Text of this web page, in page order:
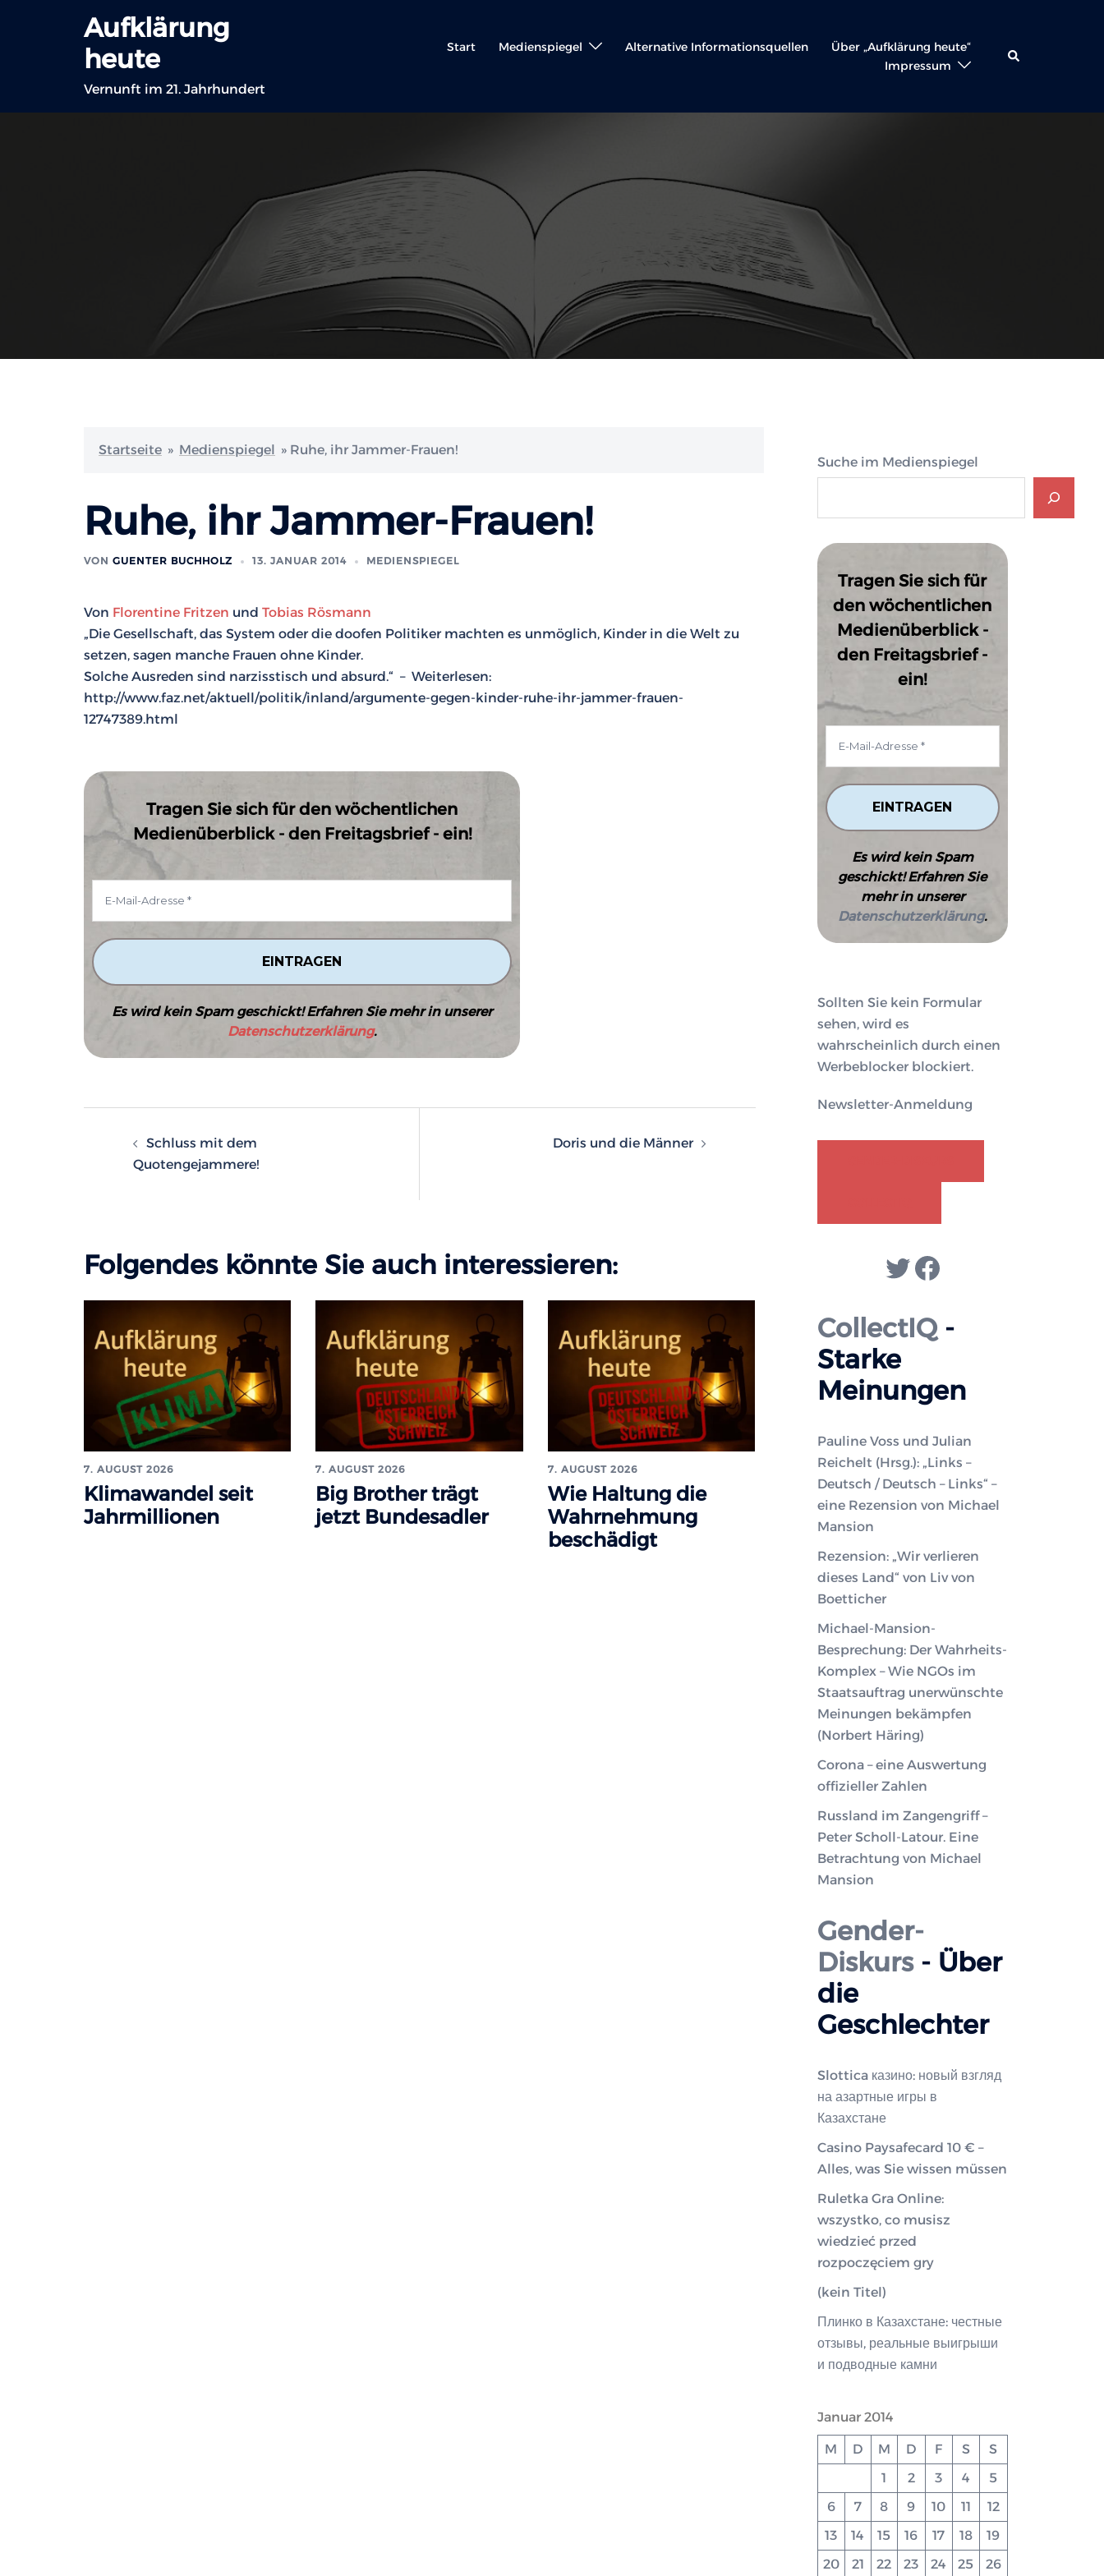
Aufklärung
heute
Vernunft im 21. Jahrhundert
Start Medienspiegel Alternative Informationsquellen
Über „Aufklärung heute“
Impressum
Suche
Startseite » Medienspiegel » Ruhe, ihr Jammer-Frauen!
Ruhe, ihr Jammer-Frauen!
VON GUENTER BUCHHOLZ 13. JANUAR 2014 MEDIENSPIEGEL
Von Florentine Fritzen und Tobias Rösmann
„Die Gesellschaft, das System oder die doofen Politiker machten es unmöglich, Kinder in die Welt zu
setzen, sagen manche Frauen ohne Kinder.
Solche Ausreden sind narzisstisch und absurd.“ – Weiterlesen:
http://www.faz.net/aktuell/politik/inland/argumente-gegen-kinder-ruhe-ihr-jammer-frauen-
12747389.html
Tragen Sie sich für den wöchentlichen
Medienüberblick - den Freitagsbrief - ein!
Es wird kein Spam geschickt! Erfahren Sie mehr in unserer
Datenschutzerklärung.
Schluss mit dem
Quotengejammere!
Doris und die Männer
Folgendes könnte Sie auch interessieren:
7. AUGUST 2026
Klimawandel seit
Jahrmillionen
7. AUGUST 2026
Big Brother trägt
jetzt Bundesadler
7. AUGUST 2026
Wie Haltung die
Wahrnehmung
beschädigt
Suche im Medienspiegel
Tragen Sie sich für
den wöchentlichen
Medienüberblick -
den Freitagsbrief -
ein!
Es wird kein Spam
geschickt! Erfahren Sie
mehr in unserer
Datenschutzerklärung.
Sollten Sie kein Formular
sehen, wird es
wahrscheinlich durch einen
Werbeblocker blockiert.
Newsletter-Anmeldung
Twitter
Facebook
CollectIQ-
Starke
Meinungen
Pauline Voss und Julian
Reichelt (Hrsg.): „Links –
Deutsch / Deutsch – Links“ –
eine Rezension von Michael
Mansion
Rezension: „Wir verlieren
dieses Land“ von Liv von
Boetticher
Michael-Mansion-
Besprechung: Der Wahrheits-
Komplex – Wie NGOs im
Staatsauftrag unerwünschte
Meinungen bekämpfen
(Norbert Häring)
Corona – eine Auswertung
offizieller Zahlen
Russland im Zangengriff –
Peter Scholl-Latour. Eine
Betrachtung von Michael
Mansion
Gender-
Diskurs- Über
die
Geschlechter
Slottica казино: новый взгляд
на азартные игры в
Казахстане
Casino Paysafecard 10 € –
Alles, was Sie wissen müssen
Ruletka Gra Online:
wszystko, co musisz
wiedzieć przed
rozpoczęciem gry
(kein Titel)
Плинко в Казахстане: честные
отзывы, реальные выигрыши
и подводные камни
Januar 2014
M D M D F S
S
1
2 3 4
5
6
7 8 9 10 11
12
13
14 15 16 17 18
19
20
21 22 23 24 25 26